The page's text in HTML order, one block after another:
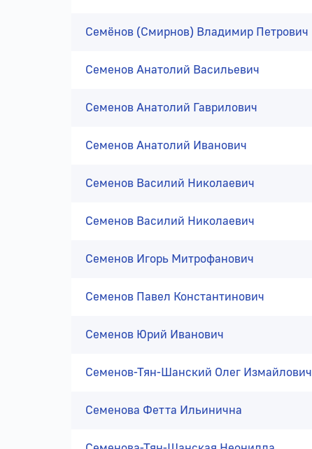
Семёнов (Смирнов) Владимир Петрович
Семенов Анатолий Васильевич
Семенов Анатолий Гаврилович
Семенов Анатолий Иванович
Семенов Василий Николаевич
Семенов Василий Николаевич
Семенов Игорь Митрофанович
Семенов Павел Константинович
Семенов Юрий Иванович
Семенов-Тян-Шанский Олег Измайлович
Семенова Фетта Ильинична